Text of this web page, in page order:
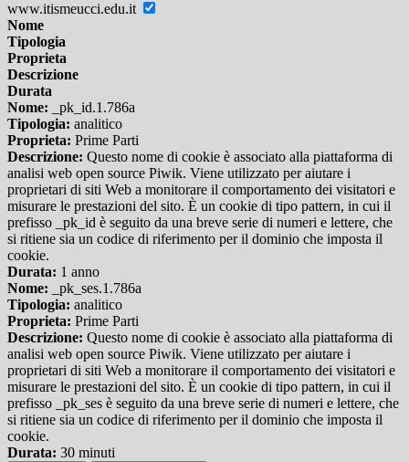
www.itismeucci.edu.it
Nome
Tipologia
Proprieta
Descrizione
Durata
Nome: _pk_id.1.786a
Tipologia: analitico
Proprieta: Prime Parti
Descrizione: Questo nome di cookie è associato alla piattaforma di
analisi web open source Piwik. Viene utilizzato per aiutare i
proprietari di siti Web a monitorare il comportamento dei visitatori e
misurare le prestazioni del sito. È un cookie di tipo pattern, in cui il
prefisso _pk_id è seguito da una breve serie di numeri e lettere, che
si ritiene sia un codice di riferimento per il dominio che imposta il
cookie.
Durata: 1 anno
Nome: _pk_ses.1.786a
Tipologia: analitico
Proprieta: Prime Parti
Descrizione: Questo nome di cookie è associato alla piattaforma di
analisi web open source Piwik. Viene utilizzato per aiutare i
proprietari di siti Web a monitorare il comportamento dei visitatori e
misurare le prestazioni del sito. È un cookie di tipo pattern, in cui il
prefisso _pk_ses è seguito da una breve serie di numeri e lettere, che
si ritiene sia un codice di riferimento per il dominio che imposta il
cookie.
Durata: 30 minuti